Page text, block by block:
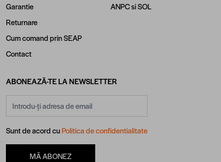
Garantie
Returnare
Cum comand prin SEAP
Contact
ANPCsiSOL
ABONEAZĂ-TE LA NEWSLETTER
Sunt de acord cuPolitica de confidentialitate
MĂ ABONEZ